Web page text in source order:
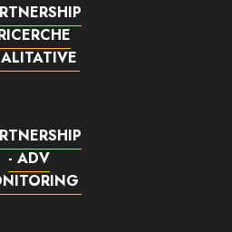
- ADV